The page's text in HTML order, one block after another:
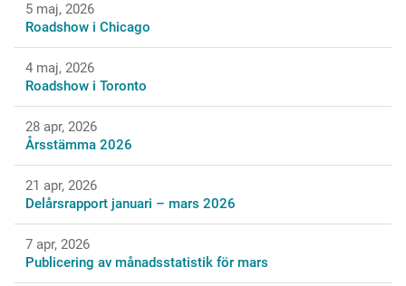
5 maj, 2026
Roadshow i Chicago
4 maj, 2026
Roadshow i Toronto
28 apr, 2026
Årsstämma 2026
21 apr, 2026
Delårsrapport januari – mars 2026
7 apr, 2026
Publicering av månadsstatistik för mars